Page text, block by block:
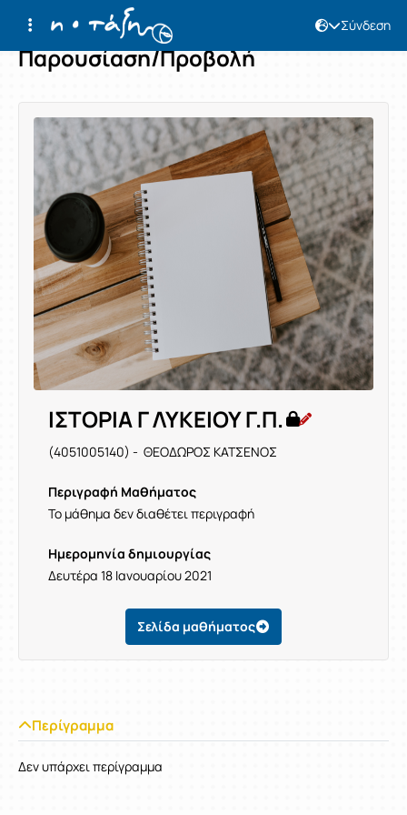
Σύνδεση
Παρουσίαση/Προβολή
ΙΣΤΟΡΙΑ Γ ΛΥΚΕΙΟΥ Γ.Π.
(4051005140) - ΘΕΟΔΩΡΟΣ ΚΑΤΣΕΝΟΣ
Περιγραφή Μαθήματος
Το μάθημα δεν διαθέτει περιγραφή
Ημερομηνία δημιουργίας
Δευτέρα 18 Ιανουαρίου 2021
Σελίδα μαθήματος
Περίγραμμα
Δεν υπάρχει περίγραμμα